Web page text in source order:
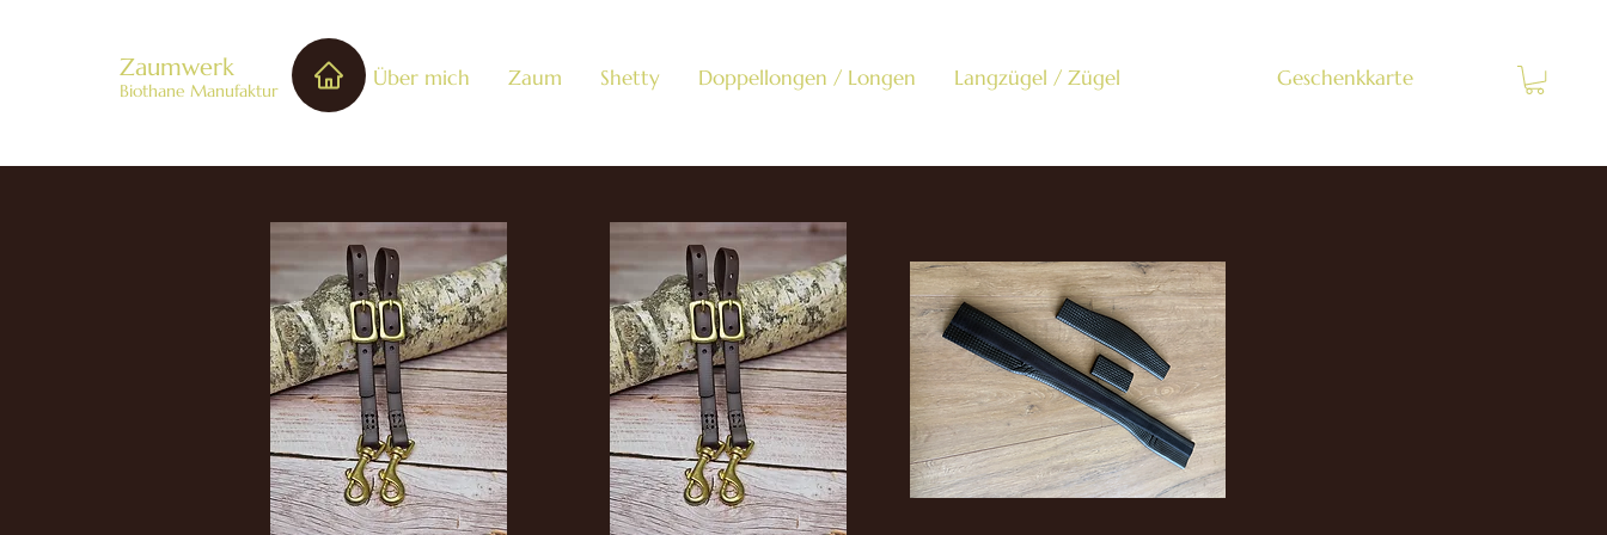
Zaumwerk
Biothane Manufaktur Über mich Zaum Shetty Doppellongen / Longen Langzügel / Zügel Geschenkkarte